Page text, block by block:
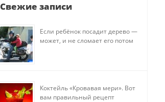
Свежие записи
Если ребёнок посадит дерево —
может, и не сломает его потом
Коктейль «Кровавая мери». Вот
вам правильный рецепт